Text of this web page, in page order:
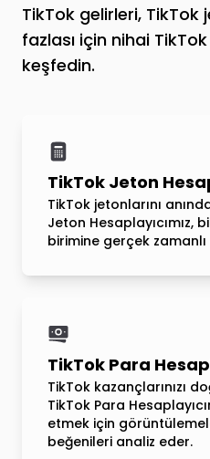
TikTok gelirleri, TikTok
fazlası için nihai
keşfedin.
TikTok Jeton
TikTok jetonlarını
Jeton Hesaplayıcımız,
birimine gerçek
TikTok Para
TikTok kazançlarınızı
TikTok Para
etmek için
beğenileri analiz eder.